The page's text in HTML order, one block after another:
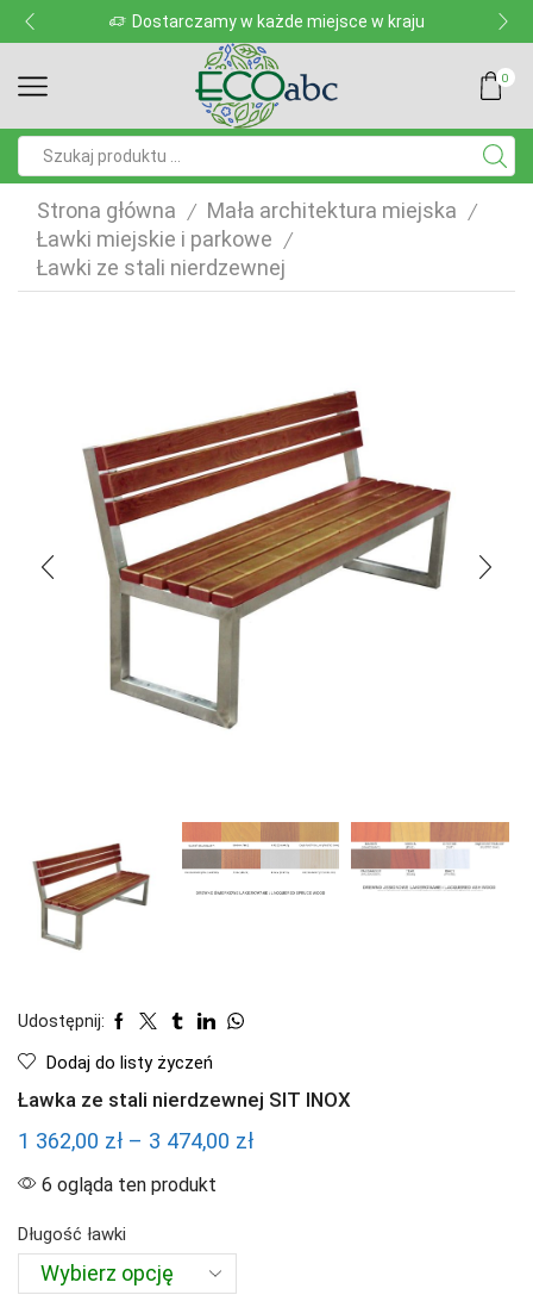
Dostarczamy w każde miejsce w kraju
0
Strona główna / Mała architektura miejska /
Ławki miejskie i parkowe /
Ławki ze stali nierdzewnej
Udostępnij:
Dodaj do listy życzeń
Ławka ze stali nierdzewnej SIT INOX
1 362,00 zł – 3 474,00 złZakres
6 ogląda ten produkt
Długość ławki